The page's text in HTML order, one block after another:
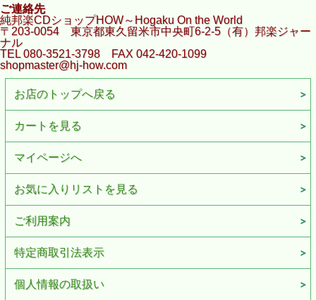
ご連絡先
純邦楽CDショップHOW～Hogaku On the World
〒203-0054 東京都東久留米市中央町6-2-5（有）邦楽ジャー
ナル
TEL 080-3521-3798 FAX 042-420-1099
shopmaster@hj-how.com
お店のトップへ戻る
カートを見る
マイページへ
お気に入りリストを見る
ご利用案内
特定商取引法表示
個人情報の取扱い